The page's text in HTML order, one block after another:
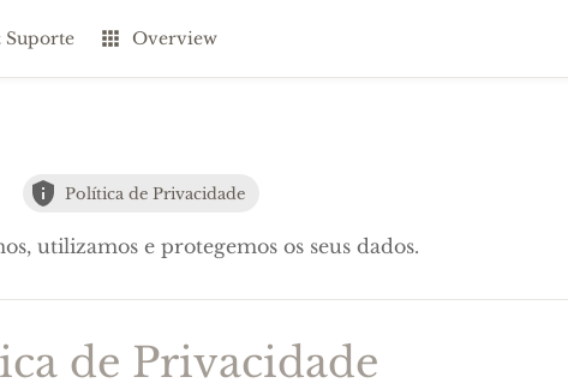
Suporte Overview
Política de Privacidade
utilizamos e protegemos os seus dados.
de Privacidade